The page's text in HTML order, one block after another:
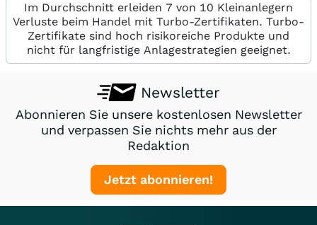
Im Durchschnitt erleiden 7 von 10 Kleinanlegern
Verluste beim Handel mit Turbo-Zertifikaten. Turbo-
Zertifikate sind hoch risikoreiche Produkte und
nicht für langfristige Anlagestrategien geeignet.
Newsletter
Abonnieren Sie unsere kostenlosen Newsletter
und verpassen Sie nichts mehr aus der
Redaktion
Jetzt abonnieren!